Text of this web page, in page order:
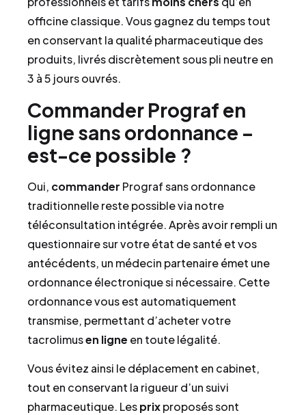
officine classique. Vous gagnez du temps tout
en conservant la qualité pharmaceutique des
produits, livrés discrètement sous pli neutre en
3 à 5 jours ouvrés.
Commander Prograf en
ligne sans ordonnance –
est-ce possible ?
Oui, commander Prograf sans ordonnance
traditionnelle reste possible via notre
téléconsultation intégrée. Après avoir rempli un
questionnaire sur votre état de santé et vos
antécédents, un médecin partenaire émet une
ordonnance électronique si nécessaire. Cette
ordonnance vous est automatiquement
transmise, permettant d’acheter votre
tacrolimusen ligne en toute légalité.
Vous évitez ainsi le déplacement en cabinet,
tout en conservant la rigueur d’un suivi
pharmaceutique. Lesprixproposés sont